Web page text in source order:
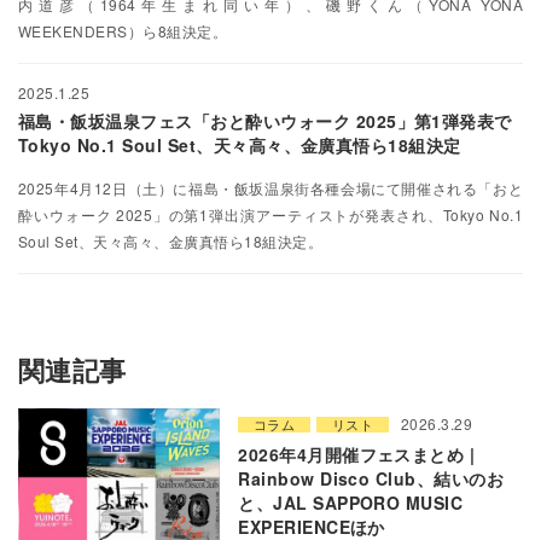
WEEKENDERS）ら8組決定。
2025.1.25
福島・飯坂温泉フェス「おと酔いウォーク 2025」第1弾発表で
Tokyo No.1 Soul Set、天々高々、金廣真悟ら18組決定
2025年4月12日（土）に福島・飯坂温泉街各種会場にて開催される「おと
酔いウォーク 2025」の第1弾出演アーティストが発表され、Tokyo No.1
Soul Set、天々高々、金廣真悟ら18組決定。
関連記事
コラム リスト 2026.3.29
2026年4月開催フェスまとめ |
Rainbow Disco Club、結いのお
と、JAL SAPPORO MUSIC
EXPERIENCEほか